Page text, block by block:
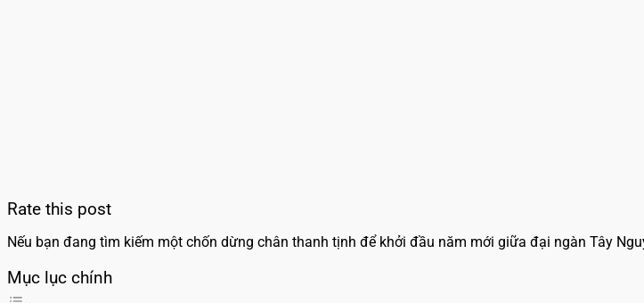
Rate this post
Nếu bạn đang tìm kiếm một chốn dừng chân thanh tịnh để khởi đầu năm mới giữa đại ngàn Tây
Mục lục chính